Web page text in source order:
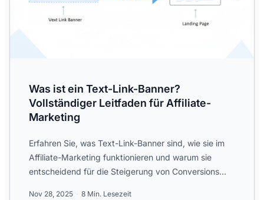
Was ist ein Text-Link-Banner?
Vollständiger Leitfaden für Affiliate-
Marketing
Erfahren Sie, was Text-Link-Banner sind, wie sie im
Affiliate-Marketing funktionieren und warum sie
entscheidend für die Steigerung von Conversions
Nov 28, 2025 8 Min. Lesezeit